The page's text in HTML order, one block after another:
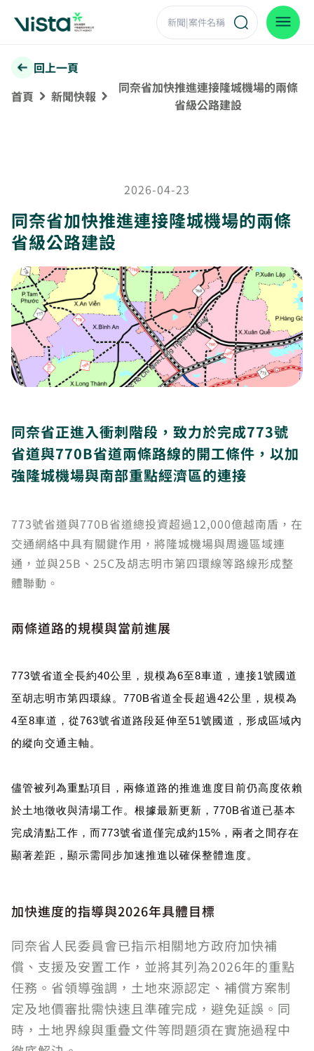
回上一頁
首頁
新聞快報
同奈省加快推進連接隆城機場的兩條
省級公路建設
2026-04-23
同奈省加快推進連接隆城機場的兩條
省級公路建設
同奈省正進入衝刺階段，致力於完成773號
省道與770B省道兩條路線的開工條件，以加
強隆城機場與南部重點經濟區的連接
773號省道與770B省道總投資超過12,000億越南盾，在
交通網絡中具有關鍵作用，將隆城機場與周邊區域連
通，並與25B、25C及胡志明市第四環線等路線形成整
體聯動。
兩條道路的規模與當前進展
773號省道全長約40公里，規模為6至8車道，連接1號國道
至胡志明市第四環線。770B省道全長超過42公里，規模為
4至8車道，從763號省道路段延伸至51號國道，形成區域內
的縱向交通主軸。
儘管被列為重點項目，兩條道路的推進進度目前仍高度依賴
於土地徵收與清場工作。根據最新更新，770B省道已基本
完成清點工作，而773號省道僅完成約15%，兩者之間存在
顯著差距，顯示需同步加速推進以確保整體進度。
加快進度的指導與2026年具體目標
同奈省人民委員會已指示相關地方政府加快補
償、支援及安置工作，並將其列為2026年的重點
任務。省領導強調，土地來源認定、補償方案制
定及地價審批需快速且準確完成，避免延誤。同
時，土地界線與重疊文件等問題須在實施過程中